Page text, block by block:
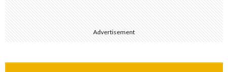
Advertisement